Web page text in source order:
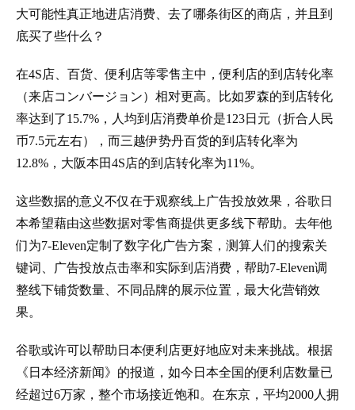
大可能性真正地进店消费、去了哪条街区的商店，并且到
底买了些什么？
在4S店、百货、便利店等零售主中，便利店的到店转化率
（来店コンバージョン）相对更高。比如罗森的到店转化
率达到了15.7%，人均到店消费单价是123日元（折合人民
币7.5元左右），而三越伊势丹百货的到店转化率为
12.8%，大阪本田4S店的到店转化率为11%。
这些数据的意义不仅在于观察线上广告投放效果，谷歌日
本希望藉由这些数据对零售商提供更多线下帮助。去年他
们为7-Eleven定制了数字化广告方案，测算人们的搜索关
键词、广告投放点击率和实际到店消费，帮助7-Eleven调
整线下铺货数量、不同品牌的展示位置，最大化营销效
果。
谷歌或许可以帮助日本便利店更好地应对未来挑战。根据
《日本经济新闻》的报道，如今日本全国的便利店数量已
经超过6万家，整个市场接近饱和。在东京，平均2000人拥